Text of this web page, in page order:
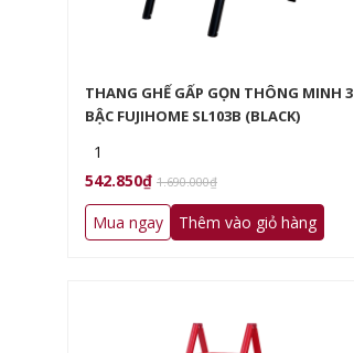
THANG GHẾ GẤP GỌN THÔNG MINH 3
BẬC FUJIHOME SL103B (BLACK)
1
542.850₫ 1.690.000₫
Mua ngay Thêm vào giỏ hàng